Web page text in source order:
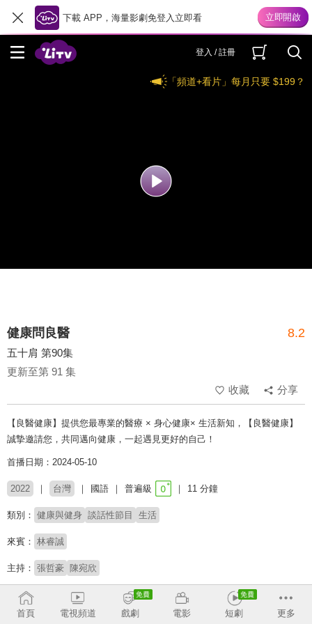
下載 APP，海量影劇免登入立即看
登入 / 註冊
「頻道+看片」每月只要 $199？
健康問良醫 8.2
五十肩 第90集
更新至第 91 集
收藏
分享
【良醫健康】提供您最專業的醫療 × 身心健康× 生活新知，【良醫健康】
誠摯邀請您，共同邁向健康，一起遇見更好的自己！
首播日期：2024-05-10
2022 台灣 國語 普遍級 11 分鐘
類別： 健康與健身 談話性節目 生活
來賓： 林睿誠
主持： 張哲豪 陳宛欣
收回
首頁
電視頻道 戲劇 電影 短劇 更多